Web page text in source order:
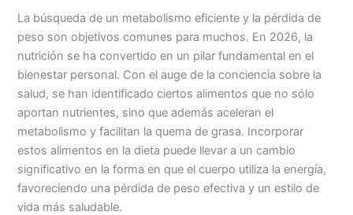
La búsqueda de un metabolismo eficiente y la pérdida de
peso son objetivos comunes para muchos. En 2026, la
nutrición se ha convertido en un pilar fundamental en el
bienestar personal. Con el auge de la conciencia sobre la
salud, se han identificado ciertos alimentos que no sólo
aportan nutrientes, sino que además aceleran el
metabolismo y facilitan la quema de grasa. Incorporar
estos alimentos en la dieta puede llevar a un cambio
significativo en la forma en que el cuerpo utiliza la energía,
favoreciendo una pérdida de peso efectiva y un estilo de
vida más saludable.